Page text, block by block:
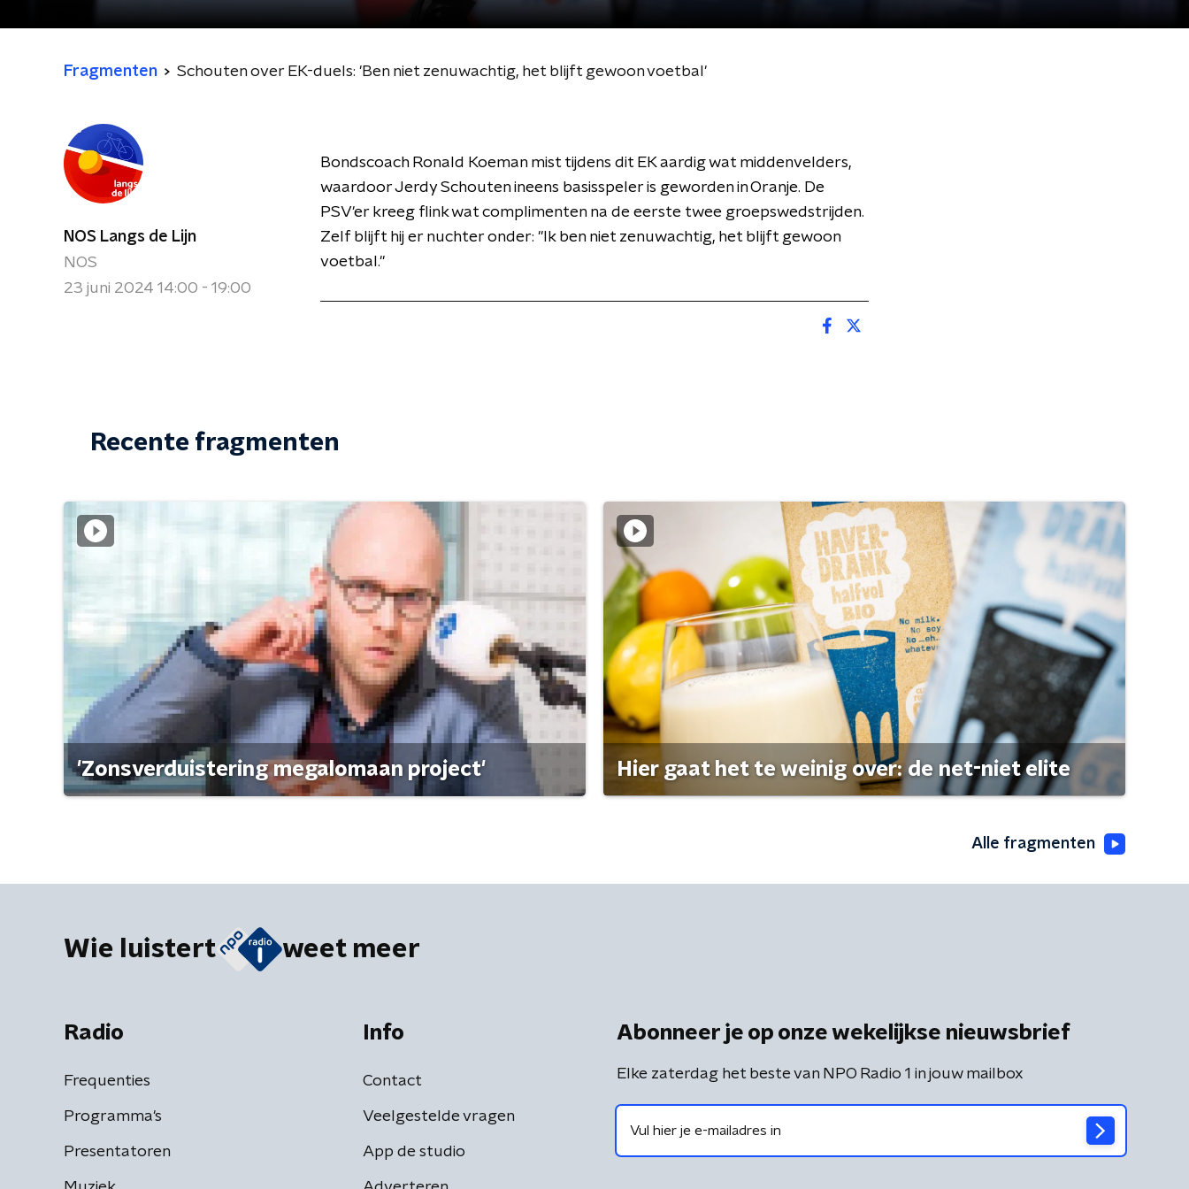
Fragmenten Schouten over EK-duels: 'Ben niet zenuwachtig, het blijft gewoon voetbal'
NOS Langs de Lijn
NOS
23 juni 2024 14:00 - 19:00
Bondscoach Ronald Koeman mist tijdens dit EK aardig wat middenvelders,
waardoor Jerdy Schouten ineens basisspeler is geworden in Oranje. De
PSV'er kreeg flink wat complimenten na de eerste twee groepswedstrijden.
Zelf blijft hij er nuchter onder: "Ik ben niet zenuwachtig, het blijft gewoon
voetbal."
Recente fragmenten
'Zonsverduistering megalomaan project' Hier gaat het te weinig over: de net-niet elite
Alle fragmenten
Wie luistert weet meer
Radio
Frequenties
Programma's
Presentatoren
Info
Contact
Veelgestelde vragen
App de studio
Abonneer je op onze wekelijkse nieuwsbrief
Elke zaterdag het beste van NPO Radio 1 in jouw mailbox